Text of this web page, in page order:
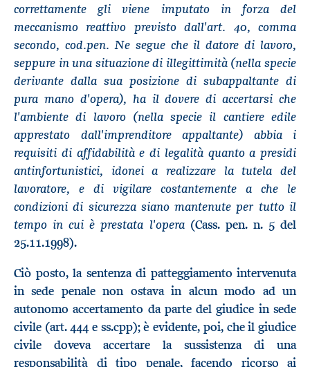
correttamente gli viene imputato in forza del
meccanismo reattivo previsto dall'art. 40, comma
secondo, cod.pen. Ne segue che il datore di lavoro,
seppure in una situazione di illegittimità (nella specie
derivante dalla sua posizione di subappaltante di
pura mano d'opera), ha il dovere di accertarsi che
l'ambiente di lavoro (nella specie il cantiere edile
apprestato dall'imprenditore appaltante) abbia i
requisiti di affidabilità e di legalità quanto a presidi
antinfortunistici, idonei a realizzare la tutela del
lavoratore, e di vigilare costantemente a che le
condizioni di sicurezza siano mantenute per tutto il
tempo in cui è prestata l'opera (Cass. pen. n. 5 del
25.11.1998).
Ciò posto, la sentenza di patteggiamento intervenuta
in sede penale non ostava in alcun modo ad un
autonomo accertamento da parte del giudice in sede
civile (art. 444 e ss.cpp); è evidente, poi, che il giudice
civile doveva accertare la sussistenza di una
responsabilità di tipo penale, facendo ricorso ai